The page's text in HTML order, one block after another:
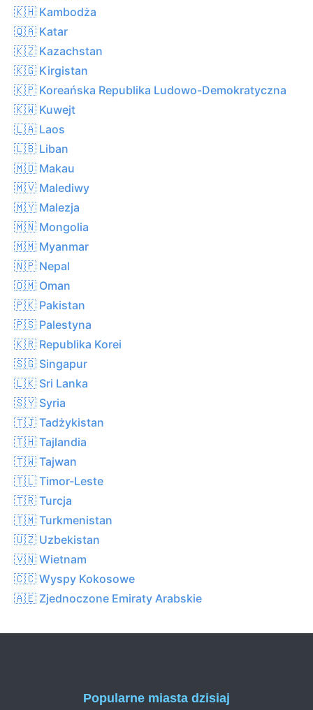
🇰🇭 Kambodża
🇶🇦 Katar
🇰🇿 Kazachstan
🇰🇬 Kirgistan
🇰🇵 Koreańska Republika Ludowo-Demokratyczna
🇰🇼 Kuwejt
🇱🇦 Laos
🇱🇧 Liban
🇲🇴 Makau
🇲🇻 Malediwy
🇲🇾 Malezja
🇲🇳 Mongolia
🇲🇲 Myanmar
🇳🇵 Nepal
🇴🇲 Oman
🇵🇰 Pakistan
🇵🇸 Palestyna
🇰🇷 Republika Korei
🇸🇬 Singapur
🇱🇰 Sri Lanka
🇸🇾 Syria
🇹🇯 Tadżykistan
🇹🇭 Tajlandia
🇹🇼 Tajwan
🇹🇱 Timor-Leste
🇹🇷 Turcja
🇹🇲 Turkmenistan
🇺🇿 Uzbekistan
🇻🇳 Wietnam
🇨🇨 Wyspy Kokosowe
🇦🇪 Zjednoczone Emiraty Arabskie
Popularne miasta dzisiaj